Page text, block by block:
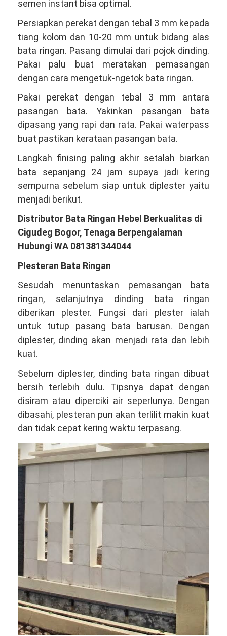
semen instant bisa optimal.
Persiapkan perekat dengan tebal 3 mm kepada
tiang kolom dan 10-20 mm untuk bidang alas
bata ringan. Pasang dimulai dari pojok dinding.
Pakai palu buat meratakan pemasangan
dengan cara mengetuk-ngetok bata ringan.
Pakai perekat dengan tebal 3 mm antara
pasangan bata. Yakinkan pasangan bata
dipasang yang rapi dan rata. Pakai waterpass
buat pastikan kerataan pasangan bata.
Langkah finising paling akhir setalah biarkan
bata sepanjang 24 jam supaya jadi kering
sempurna sebelum siap untuk diplester yaitu
menjadi berikut.
Distributor Bata Ringan Hebel Berkualitas di
Cigudeg Bogor, Tenaga Berpengalaman
Hubungi WA 081381344044
Plesteran Bata Ringan
Sesudah menuntaskan pemasangan bata
ringan, selanjutnya dinding bata ringan
diberikan plester. Fungsi dari plester ialah
untuk tutup pasang bata barusan. Dengan
diplester, dinding akan menjadi rata dan lebih
kuat.
Sebelum diplester, dinding bata ringan dibuat
bersih terlebih dulu. Tipsnya dapat dengan
disiram atau diperciki air seperlunya. Dengan
dibasahi, plesteran pun akan terlilit makin kuat
dan tidak cepat kering waktu terpasang.